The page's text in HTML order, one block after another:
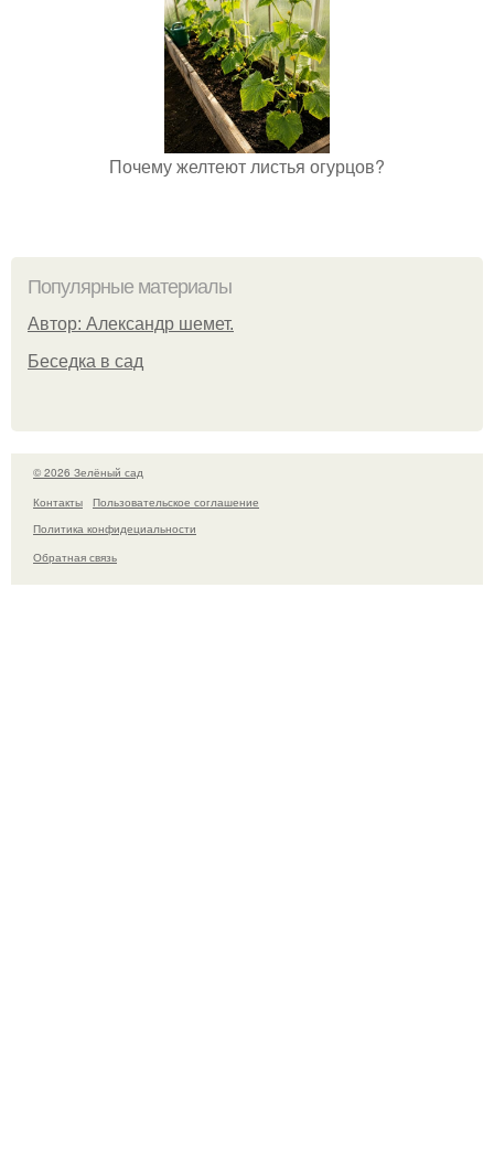
Почему желтеют листья огурцов?
Популярные материалы
Автор: Александр шемет.
Беседка в сад
© 2026 Зелёный сад
Контакты
Пользовательское соглашение
Политика конфидециальности
Обратная связь